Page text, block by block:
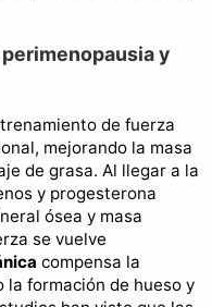
y
de fuerza
mejorando la masa
de grasa. Al llegar a la
y progesterona
ósea y masa
se vuelve
compensa la
formación de hueso y